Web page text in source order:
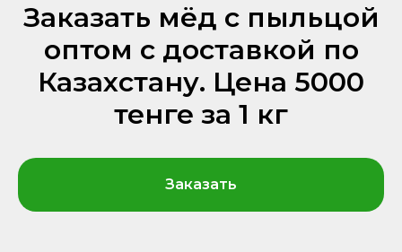
Заказать мёд с пыльцой
оптом с доставкой по
Казахстану. Цена 5000
тенге за 1 кг
Заказать